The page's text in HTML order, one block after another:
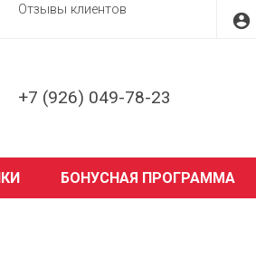
Отзывы клиентов
account_circle
+7 (926) 049-78-23
БОНУСНАЯ ПРОГРАММА